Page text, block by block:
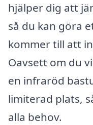
hjälper dig att
så du kan göra
kommer till att
Oavsett om du
en infraröd
limiterad plats,
alla behov.